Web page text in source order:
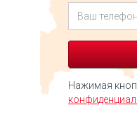
Нажимая